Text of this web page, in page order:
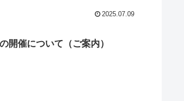
2025.07.09
催について（ご案内）